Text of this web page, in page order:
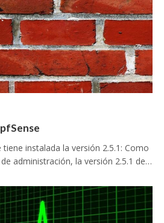
instalada la versión 2.5.1: Como
administración, la versión 2.5.1 de…